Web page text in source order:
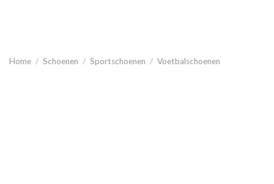
Home / Schoenen / Sportschoenen / Voetbalschoenen